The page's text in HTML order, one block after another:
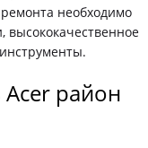
необходимо
высококачественное
район